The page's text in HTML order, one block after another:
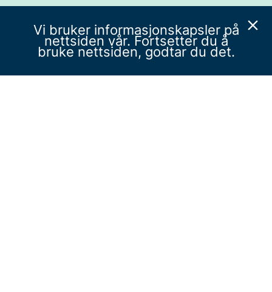
Vi bruker informasjonskapsler på
nettsiden vår. Fortsetter du å
bruke nettsiden, godtar du det.